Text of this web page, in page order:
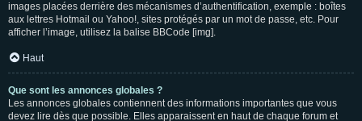
images placées derrière des mécanismes d’authentification, exemple : boîtes
aux lettres Hotmail ou Yahoo!, sites protégés par un mot de passe, etc. Pour
afficher l’image, utilisez la balise BBCode [img].
Haut
Que sont les annonces globales ?
Les annonces globales contiennent des informations importantes que vous
devez lire dès que possible. Elles apparaissent en haut de chaque forum et